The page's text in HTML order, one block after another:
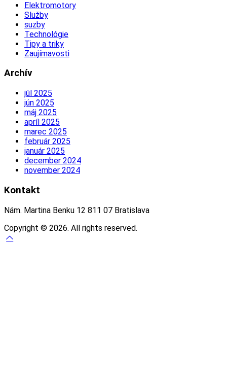
Elektromotory
Služby
suzby
Technológie
Tipy a triky
Zaujímavosti
Archív
júl 2025
jún 2025
máj 2025
apríl 2025
marec 2025
február 2025
január 2025
december 2024
november 2024
Kontakt
Nám. Martina Benku 12 811 07 Bratislava
Copyright © 2026. All rights reserved.